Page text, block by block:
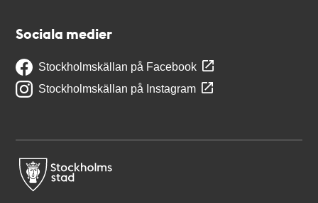
Sociala medier
Stockholmskällan på Facebook
Stockholmskällan på Instagram